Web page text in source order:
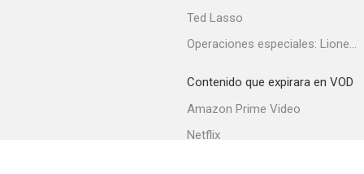
Ted Lasso
Operaciones especiales: Lioness
Contenido que expirara en VOD
Amazon Prime Video
Netflix